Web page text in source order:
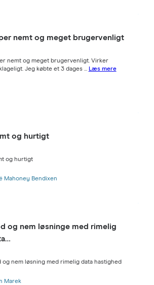
nemt og meget brugervenligt
nemt og meget brugervenligt. Virker
Jeg købte et 3 dages ... Læs mere
og hurtigt
og hurtigt
Mahoney Bendixen
og nem løsninge med rimelig
og nem løsning med rimelig data hastighed
Marek